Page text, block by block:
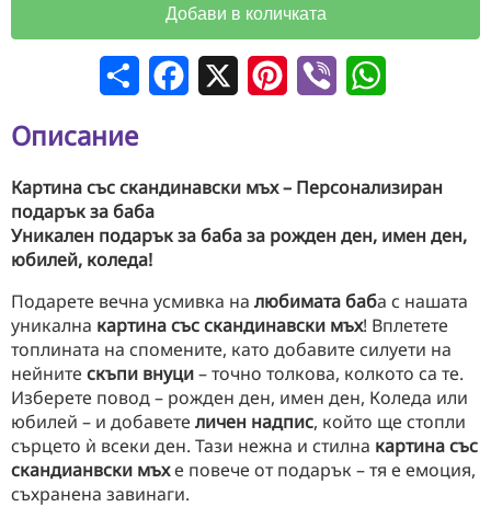
Добави в количката
СподелиFacebook PinterestViber
Описание
Картина със скандинавски мъх – Персонализиран
подарък за баба
Уникален подарък за баба за рожден ден, имен ден,
юбилей, коледа!
Подарете вечна усмивка на любимата баба с нашата
уникална картина със скандинавски мъх! Вплетете
топлината на спомените, като добавите силуети на
нейните скъпи внуци– точно толкова, колкото са те.
Изберете повод – рожден ден, имен ден, Коледа или
юбилей – и добавете личен надпис, който ще стопли
сърцето ѝ всеки ден. Тази нежна и стилна картина със
скандианвски мъхе повече от подарък – тя е емоция,
съхранена завинаги.